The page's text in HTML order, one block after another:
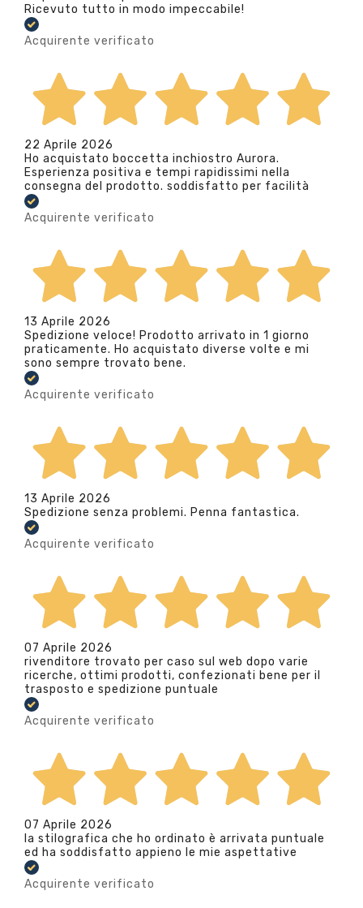
Ricevuto tutto in modo impeccabile!
Acquirente verificato
22 Aprile 2026
Ho acquistato boccetta inchiostro Aurora.
Esperienza positiva e tempi rapidissimi nella
consegna del prodotto. soddisfatto per facilità
Acquirente verificato
13 Aprile 2026
Spedizione veloce! Prodotto arrivato in 1 giorno
praticamente. Ho acquistato diverse volte e mi
sono sempre trovato bene.
Acquirente verificato
13 Aprile 2026
Spedizione senza problemi. Penna fantastica.
Acquirente verificato
07 Aprile 2026
rivenditore trovato per caso sul web dopo varie
ricerche, ottimi prodotti, confezionati bene per il
trasposto e spedizione puntuale
Acquirente verificato
07 Aprile 2026
la stilografica che ho ordinato è arrivata puntuale
ed ha soddisfatto appieno le mie aspettative
Acquirente verificato